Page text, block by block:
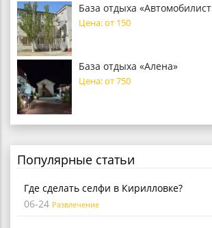
База отдыха
Цена: от 150
База отдыха «Алена»
Цена: от 750
Популярные статьи
Где сделать селфи в Кирилловке?
06-24 Развлечение